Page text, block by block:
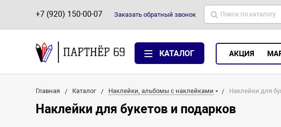
+7 (920) 150-00-07 Заказать обратный звонок
КАТАЛОГ АКЦИЯ
Главная Каталог Наклейки, альбомы с наклейками Наклейки для
Наклейки для букетов и подарков